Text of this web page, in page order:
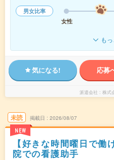
男女比率
女性
も
気になる! 応募
派遣会社 株式
未読
NEW
掲載日 2026/08/07
【好きな時間曜日で
院での看護助手